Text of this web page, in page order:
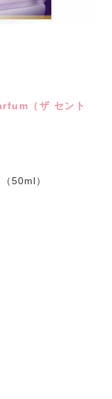
（ザ セント
50ml）